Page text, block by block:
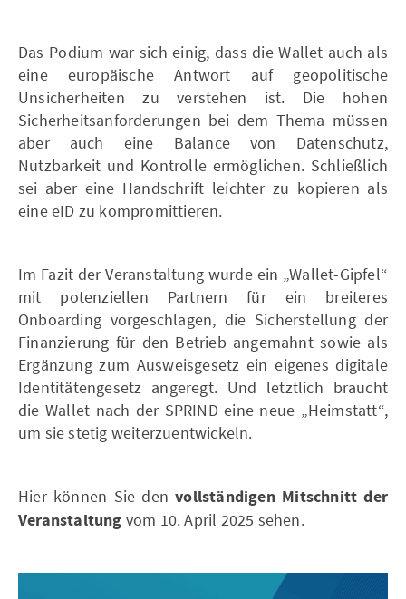
Das Podium war sich einig, dass die Wallet auch als
eine europäische Antwort auf geopolitische
Unsicherheiten zu verstehen ist. Die hohen
Sicherheitsanforderungen bei dem Thema müssen
aber auch eine Balance von Datenschutz,
Nutzbarkeit und Kontrolle ermöglichen. Schließlich
sei aber eine Handschrift leichter zu kopieren als
eine eID zu kompromittieren.
Im Fazit der Veranstaltung wurde ein „Wallet-Gipfel“
mit potenziellen Partnern für ein breiteres
Onboarding vorgeschlagen, die Sicherstellung der
Finanzierung für den Betrieb angemahnt sowie als
Ergänzung zum Ausweisgesetz ein eigenes digitale
Identitätengesetz angeregt. Und letztlich braucht
die Wallet nach der SPRIND eine neue „Heimstatt“,
um sie stetig weiterzuentwickeln.
Hier können Sie denvollständigen Mitschnitt der
Veranstaltung vom 10. April 2025 sehen.